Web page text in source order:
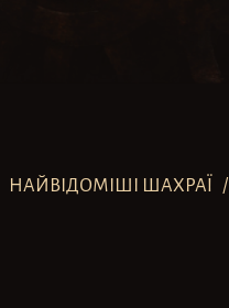
НАЙВІДОМІШІ ШАХРАЇ /